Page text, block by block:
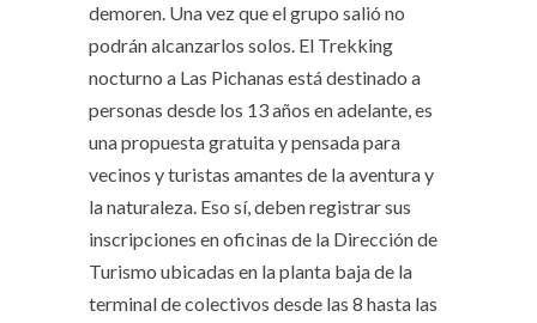
demoren. Una vez que el grupo salió no
podrán alcanzarlos solos. El Trekking
nocturno a Las Pichanas está destinado a
personas desde los 13 años en adelante, es
una propuesta gratuita y pensada para
vecinos y turistas amantes de la aventura y
la naturaleza. Eso sí, deben registrar sus
inscripciones en oficinas de la Dirección de
Turismo ubicadas en la planta baja de la
terminal de colectivos desde las 8 hasta las